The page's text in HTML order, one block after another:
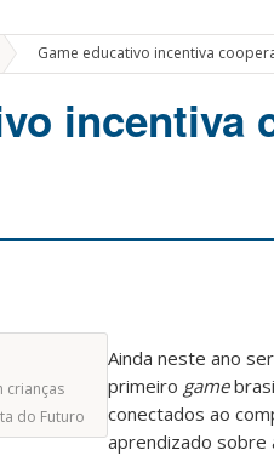
» Game educativo incentiva
incentiva
crianças
do Futuro
Ainda neste ano
primeiro game
conectados ao
aprendizado sobre